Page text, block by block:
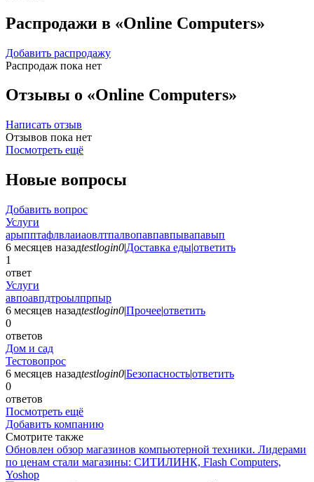
Распродажи в «Online Computers»
Добавить распродажу
Распродаж пока нет
Отзывы о «Online Computers»
Написать отзыв
Отзывов пока нет
Посмотреть ещё
Новые вопросы
Добавить вопрос
Услуги
арыпптафлвлаиаовлтпалвопавпавпывапавып
6 месяцев назадtestlogin0|Доставка еды|ответить
1
ответ
Услуги
авпоавпдтроылпрпыр
6 месяцев назадtestlogin0|Прочее|ответить
0
ответов
Дом и сад
Тестовопрос
6 месяцев назадtestlogin0|Безопасность|ответить
0
ответов
Посмотреть ещё
Добавить компанию
Смотрите также
Обновлен обзор магазинов компьютерной техники. Лидерами
по ценам стали магазины: СИТИЛИНК, Flash Computers,
Yoshop